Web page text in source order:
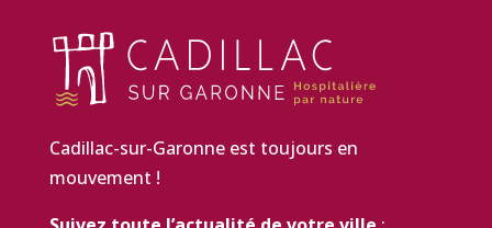
Cadillac-sur-Garonne est toujours en
mouvement !